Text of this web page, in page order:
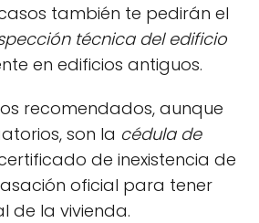
también te pedirán el
técnica del edificio
en edificios antiguos.
recomendados, aunque
son la cédula de
de inexistencia de
oficial para tener
de la vivienda.